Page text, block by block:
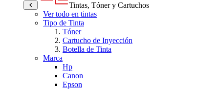
Tintas, Tóner y Cartuchos
Ver todo en tintas
Tipo de Tinta
Tóner
Cartucho de Inyección
Botella de Tinta
Marca
Hp
Canon
Epson